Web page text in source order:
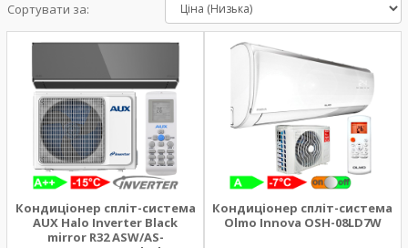
Сортувати за:
Кондиціонер спліт-система
AUX Halo Inverter Black
mirror R32 ASW/AS-
Кондиціонер спліт-система
Olmo Innova OSH-08LD7W